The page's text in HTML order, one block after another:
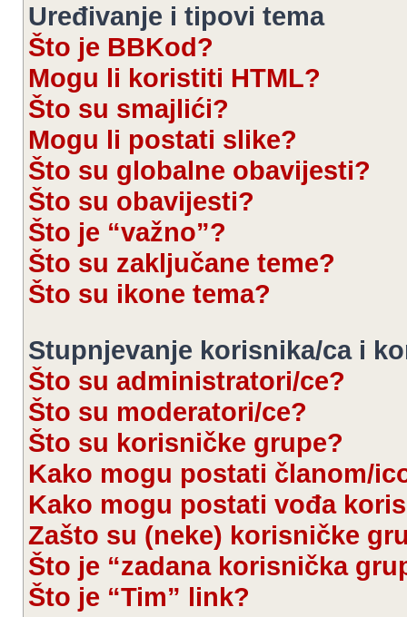
Uređivanje i tipovi tema
Što je BBKod?
Mogu li koristiti HTML?
Što su smajlići?
Mogu li postati slike?
Što su globalne obavijesti?
Što su obavijesti?
Što je “važno”?
Što su zaključane teme?
Što su ikone tema?
Stupnjevanje korisnika/ca i
Što su administratori/ce?
Što su moderatori/ce?
Što su korisničke grupe?
Kako mogu postati članom/
Kako mogu postati vođa
Zašto su (neke) korisničke
Što je “zadana korisnička
Što je “Tim” link?